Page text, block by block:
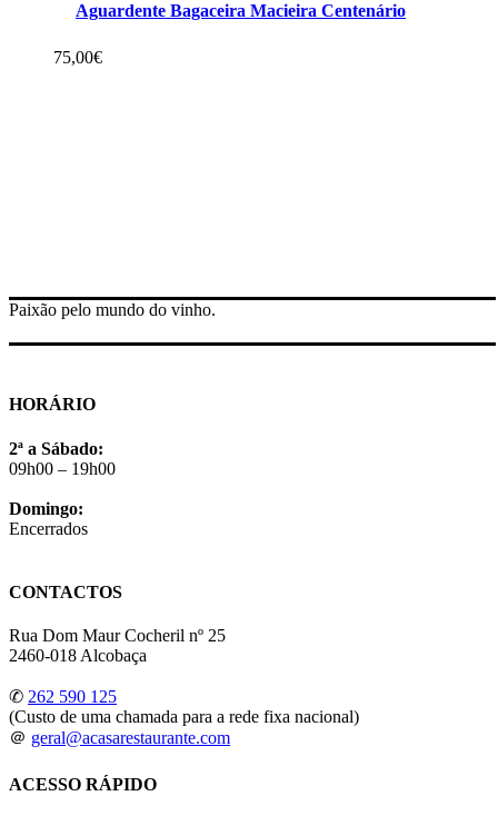
Aguardente Bagaceira Macieira Centenário
75,00€
Paixão pelo mundo do vinho.
HORÁRIO
2ª a Sábado:
09h00 – 19h00
Domingo:
Encerrados
CONTACTOS
Rua Dom Maur Cocheril nº 25
2460-018 Alcobaça
✆ 262 590 125
(Custo de uma chamada para a rede fixa nacional)
＠ geral@acasarestaurante.com
ACESSO RÁPIDO